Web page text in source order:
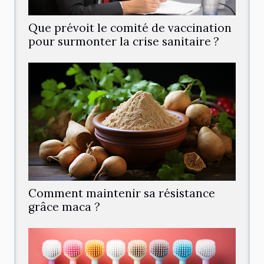
Que prévoit le comité de vaccination
pour surmonter la crise sanitaire ?
Comment maintenir sa résistance
grâce maca ?